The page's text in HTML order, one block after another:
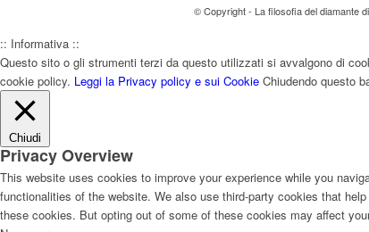
© Copyright - La filosofia del diamante
:: Informativa ::
Questo sito o gli strumenti terzi da questo utilizzati si avvalgono di
cookie policy. Leggi la Privacy policy e sui Cookie Chiudendo questo
Chiudi
Privacy Overview
This website uses cookies to improve your experience while you
functionalities of the website. We also use third-party cookies that
these cookies. But opting out of some of these cookies may affect